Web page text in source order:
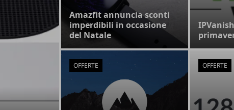
Amazfit annuncia sconti
imperdibili in occasione
del Natale
OFFERTE OFFERTE